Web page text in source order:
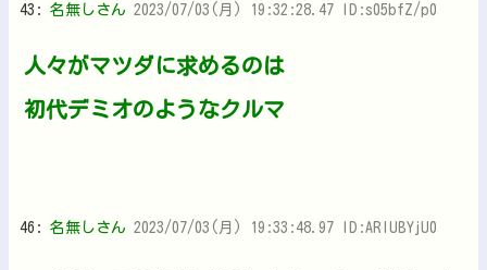
43: 名無しさん 2023/07/03(月) 19:32:28.47 ID:s05bfZ/p0
人々がマツダに求めるのは
初代デミオのようなクルマ
46: 名無しさん 2023/07/03(月) 19:33:48.97 ID:ARlUBYjU0